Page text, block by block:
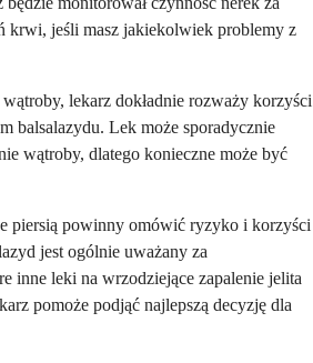
krwi, jeśli masz jakiekolwiek problemy z
lekarz dokładnie rozważy korzyści
balsalazydu. Lek może sporadycznie
wątroby, dlatego konieczne może być
piersią powinny omówić ryzyko i korzyści
jest ogólnie uważany za
inne leki na wrzodziejące zapalenie jelita
pomoże podjąć najlepszą decyzję dla